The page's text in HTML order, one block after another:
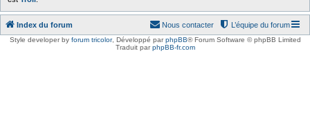
Index du forum L’équipe du forum
Nous contacter
Style developer by forum tricolor, Développé parphpBB® Forum Software © phpBB Limited
Traduit parphpBB-fr.com